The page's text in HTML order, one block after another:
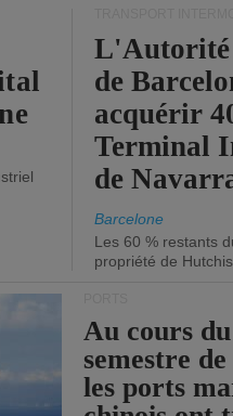
de
acquérir
Terminal
de
Barcelone
Les 60 % restants
propriété de
Au cours
semestre
les ports